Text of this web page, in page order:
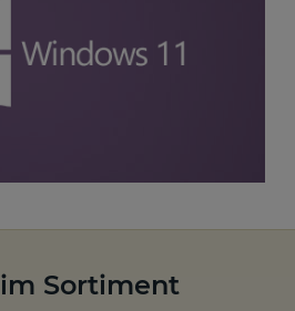
im Sortiment